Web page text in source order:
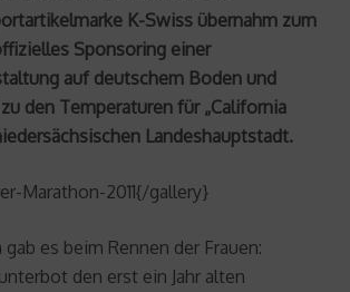
K-Swiss übernahm zum
Sponsoring einer
auf deutschem Boden und
den Temperaturen für „California
Landeshauptstadt.
Marathon-2011{/gallery}
gab es beim Rennen der Frauen:
den erst ein Jahr alten